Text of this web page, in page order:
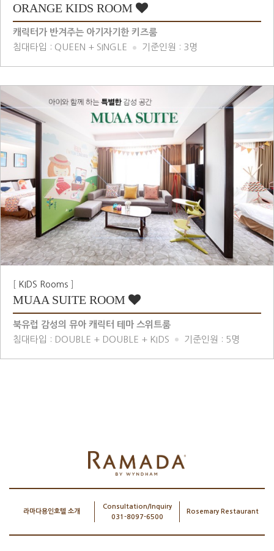
ORANGE KIDS ROOM
캐릭터가 반겨주는 아기자기한 키즈룸
침대타입 : QUEEN + SINGLE
기준인원 : 3명
KIDS Rooms
MUAA SUITE ROOM
북유럽 감성의 뮤아 캐릭터 테마 스위트룸
침대타입 : DOUBLE + DOUBLE + KIDS
기준인원 : 5명
라마다용인호텔 소개
Consultation/Inquiry
031-8097-6500
Rosemary Restaurant